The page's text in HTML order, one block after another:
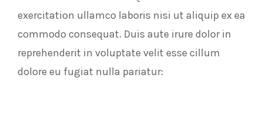
exercitation ullamco laboris nisi ut aliquip ex ea
commodo consequat. Duis aute irure dolor in
reprehenderit in voluptate velit esse cillum
dolore eu fugiat nulla pariatur: